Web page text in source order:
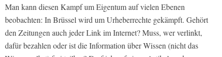
Man kann diesen Kampf um Eigentum auf vielen Ebenen
beobachten: In Brüssel wird um Urheberrechte gekämpft. Gehört
den Zeitungen auch jeder Link im Internet? Muss, wer verlinkt,
dafür bezahlen oder ist die Information über Wissen (nicht das